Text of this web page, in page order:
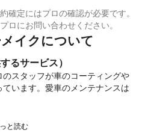
確定にはプロの確認が必要です。
ロにお問い合わせください。
イクについて
るサービス）
スタッフが車のコーティングや
います。愛車のメンテナンスは